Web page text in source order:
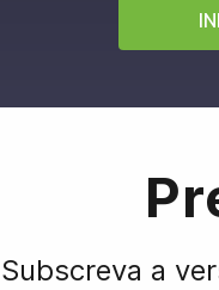
Subscreva a